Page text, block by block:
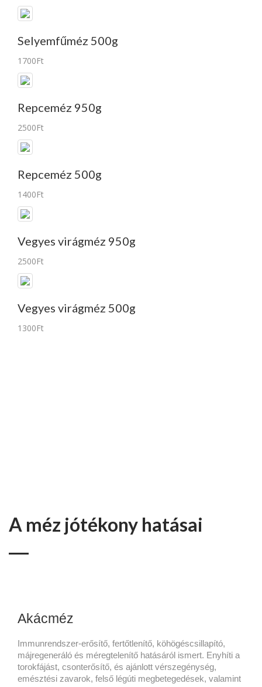
Selyemfűméz 500g
1700Ft
Repceméz 950g
2500Ft
Repceméz 500g
1400Ft
Vegyes virágméz 950g
2500Ft
Vegyes virágméz 500g
1300Ft
A méz jótékony hatásai
Akácméz
Immunrendszer-erősítő, fertőtlenítő, köhögéscsillapító,
májregeneráló és méregtelenítő hatásáról ismert. Enyhíti a
torokfájást, csonterősítő, és ajánlott vérszegénység,
emésztési zavarok, felső légúti megbetegedések, valamint